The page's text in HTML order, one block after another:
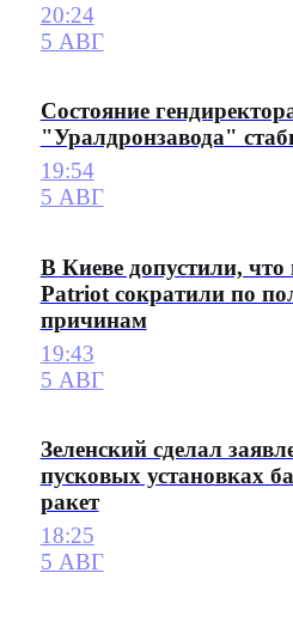
20:24
5 АВГ
Состояние
"Уралдронзавода"
19:54
5 АВГ
В Киеве допустили, что
Patriot сократили по
причинам
19:43
5 АВГ
Зеленский сделал
пусковых установках
ракет
18:25
5 АВГ